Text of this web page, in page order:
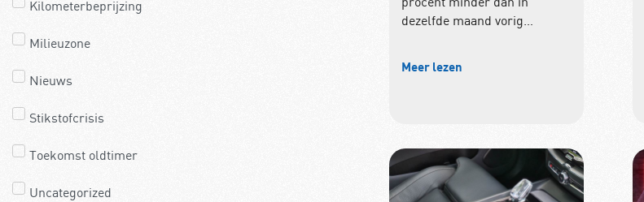
Kilometerbeprijzing
Milieuzone
Nieuws
Stikstofcrisis
Toekomst oldtimer
Uncategorized
dezelfde maand vorig…
Meer lezen